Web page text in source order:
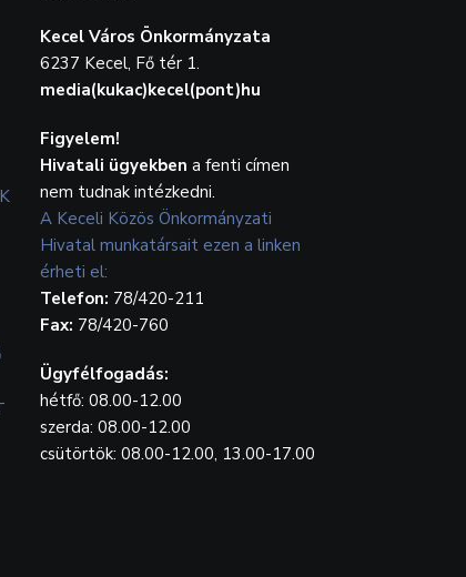
Kecel Város Önkormányzata
6237 Kecel, Fő tér 1.
media(kukac)kecel(pont)hu
Figyelem!
Hivatali ügyekben a fenti címen
nem tudnak intézkedni.
A Keceli Közös Önkormányzati
Hivatal munkatársait ezen a linken
érheti el:
Telefon: 78/420-211
Fax: 78/420-760
Ügyfélfogadás:
hétfő: 08.00-12.00
szerda: 08.00-12.00
csütörtök: 08.00-12.00, 13.00-17.00